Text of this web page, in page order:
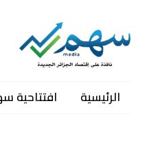
الرئيسية افتتاحية